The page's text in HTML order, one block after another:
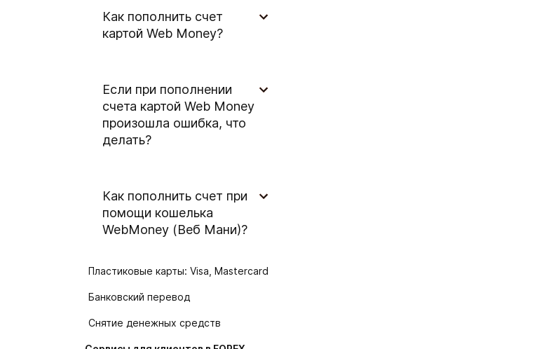
Как пополнить счет
картой Web Money?
Если при пополнении
счета картой Web Money
произошла ошибка, что
делать?
Как пополнить счет при
помощи кошелька
WebMoney (Веб Мани)?
Пластиковые карты: Visa, Mastercard
Банковский перевод
Снятие денежных средств